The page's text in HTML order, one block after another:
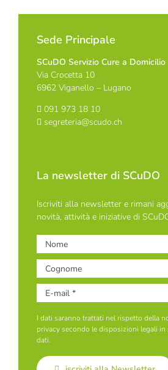
Sede Principale
SCuDO Servizio Cure a Domicilio
Via Crocetta 10
6962 Viganello – Lugano
091 973 18 10
segreteria@scudo.ch
La newsletter di SCuDO
Iscriviti alla newsletter e rimani
novità, attività e iniziative di
I dati saranno trattati nel rispetto della
privacy secondo le disposizioni legali
dati.